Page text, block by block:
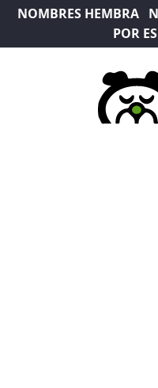
NOMBRES HEMBRA
POR